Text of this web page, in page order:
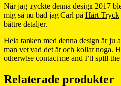
När jag tryckte denna design 2017
mig så nu bad jag Carl på Hårt Tryck
bättre detaljer.
Hela tanken med denna design är ju
man vet vad det är och kollar noga.
otherwise contact me and I’ll spill the
Relaterade produkter